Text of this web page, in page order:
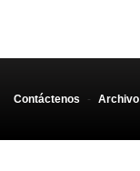
Contáctenos - Archivo